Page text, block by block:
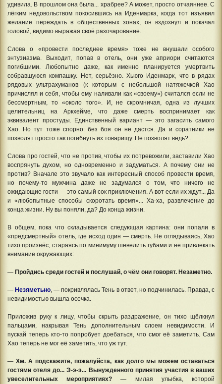
удивила. В прошлом она была... храбрее? А может, просто отчаяннее. С
лёгким недовольством покосившись на Иденмарка, когда тот изъявил
желание переждать в общественных зонах, он вздохнул и покачал
головой, видимо выражая своё разочарование.
Слова о «провести последнее время» тоже не внушали особого
энтузиазма. Выходит, попав в отель, они уже априори считаются
погибшими. Любопытно даже, как именно планируется умертвить
собравшуюся компашку. Нет, серьёзно. Хьюго Иденмарк, что в рядах
рядовых ультрахуманов (к которым с небольшой натяжечкой Хао
причислял и себя, чтобы ему наливали как «своему») считался если не
бессмертным, то «около того». И, не скромничая, одна из лучших
целительниц на Аркхейме, что даже смерть воспринимает как
эквивалент простуды. Единственный вариант — это загасить самого
Хао. Но тут тоже спорно: без боя он не дастся. Да и соратники не
позволят просто так погибнуть их товарищу. Не позволят ведь?..
Слова про гостей, что не против, чтобы их потревожили, заставили Хао
воспрянуть духом, но одновременно и задуматься. А почему они не
против? Вначале это звучало как интересный способ провести время,
но почему-то мужчина даже не задумался о том, что ничего не
ожидающие гости — это самый сок приключения. А вот если их ждут... Да
и «любопытные способы скоротать время»... Ха-ха, развлечение до
конца жизни. Ну вы поняли, да? До конца жизни.
В общем, пока что складывается следующая картина: они попали в
«предсмертный» отель, где исход один — смерть. Не оглядываясь, Хао
тихо произнёс, стараясь по минимуму шевелить губами и не привлекать
внимание окружающих:
— Пройдись среди гостей и послушай, о чём они говорят. Незаметно.
— Незяметьно, — покривлялась Тень в ответ, но подчинилась. Правда, с
невидимостью вышла осечка.
Приложив руку к лицу, чтобы скрыть раздражение, он тихо щёлкнул
пальцами, накрывая Тень дополнительным слоем невидимости. И
пускай теперь кто-то попробует доебаться, что смог её заметить. Сам
Хао теперь не мог её заметить, что уж тут.
—Хм. А подскажите, пожалуйста, как долго мы можем оставаться
гостями отеля до... Э-э-э... Вынужденного принятия участия в ваших
увеселительных мероприятиях? — милая улыбка, которой